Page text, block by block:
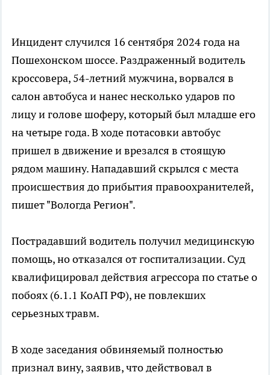
Инцидент случился 16 сентября 2024 года на
Пошехонском шоссе. Раздраженный водитель
кроссовера, 54-летний мужчина, ворвался в
салон автобуса и нанес несколько ударов по
лицу и голове шоферу, который был младше его
на четыре года. В ходе потасовки автобус
пришел в движение и врезался в стоящую
рядом машину. Нападавший скрылся с места
происшествия до прибытия правоохранителей,
пишет "Вологда Регион".
Пострадавший водитель получил медицинскую
помощь, но отказался от госпитализации. Суд
квалифицировал действия агрессора по статье о
побоях (6.1.1 КоАП РФ), не повлекших
серьезных травм.
В ходе заседания обвиняемый полностью
признал вину, заявив, что действовал в